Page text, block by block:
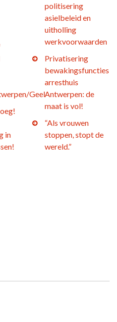
Geel
in
politisering
asielbeleid en
uitholling
werkvoorwaarden
Privatisering
bewakingsfuncties
arresthuis
Antwerpen: de
maat is vol!
“Als vrouwen
stoppen, stopt de
wereld.”